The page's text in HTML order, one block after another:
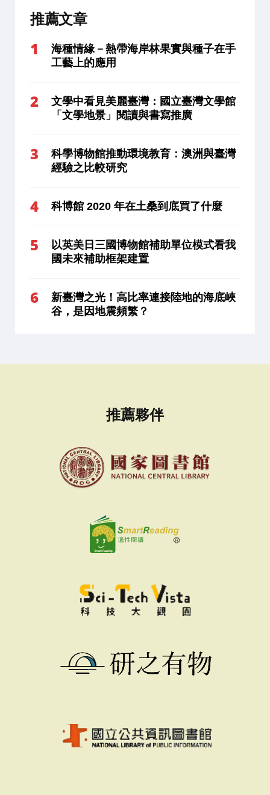
推薦文章
海種情緣－熱帶海岸林果實與種子在手
工藝上的應用
文學中看見美麗臺灣：國立臺灣文學館
「文學地景」閱讀與書寫推廣
科學博物館推動環境教育：澳洲與臺灣
經驗之比較研究
科博館 2020 年在土桑到底買了什麼
以英美日三國博物館補助單位模式看我
國未來補助框架建置
新臺灣之光！高比率連接陸地的海底峽
谷，是因地震頻繁？
推薦夥伴